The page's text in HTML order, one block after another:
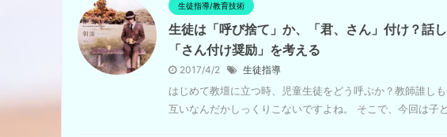
生徒指導/教育技術
生徒は「呼び捨て」か、「君、さん」付け？話
「さん付け奨励」を考える
2017/4/2 生徒指導
はじめて教壇に立つ時、児童生徒をどう呼ぶか？教師誰し
互いなんだかしっくりこないですよね。 そこで、今回は子